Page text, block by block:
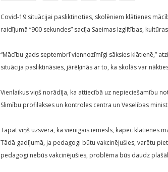
Covid-19 situācijai pasliktinoties, skolēniem klātienes
raidījumā “900 sekundes” sacīja Saeimas Izglītības,
“Mācību gads septembrī viennozīmīgi sāksies klātienē,”
situācija pasliktināsies, jārēķinās ar to, ka skolās var
Vienlaikus viņš norādīja, ka attiecībā uz nepieciešamību
Slimību profilakses un kontroles centra un Veselības
Tāpat viņš uzsvēra, ka vienīgais iemesls, kāpēc klātienes
Tādā gadījumā, ja pedagogi būtu vakcinējušies, varētu
pedagogi nebūs vakcinējušies, problēma būs daudz